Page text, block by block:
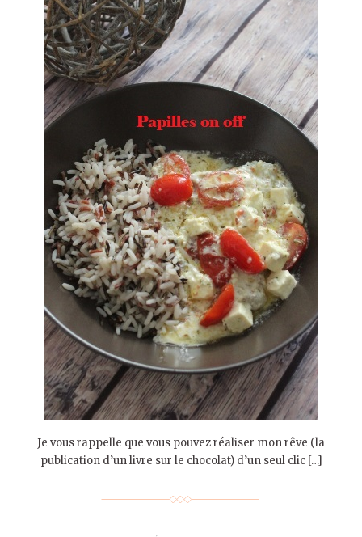
Je vous rappelle que vous pouvez réaliser mon rêve (la
publication d’un livre sur le chocolat) d’un seul clic […]